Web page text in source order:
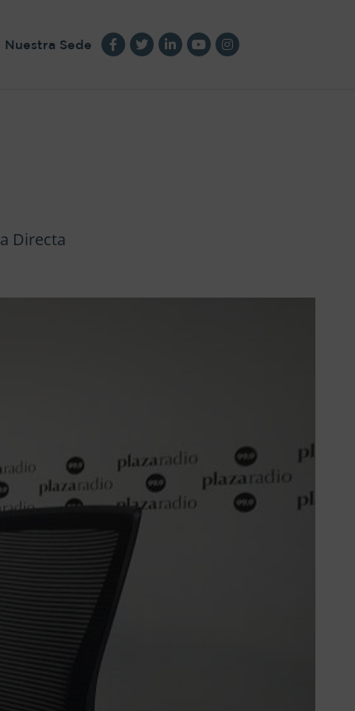
Nuestra Sede
Directa